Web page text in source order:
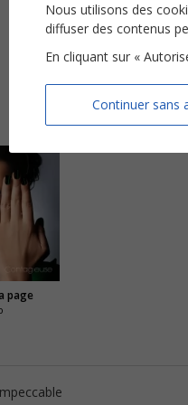
page
Nous utilisons des
diffuser des contenus
En cliquant sur «
Continuer sans